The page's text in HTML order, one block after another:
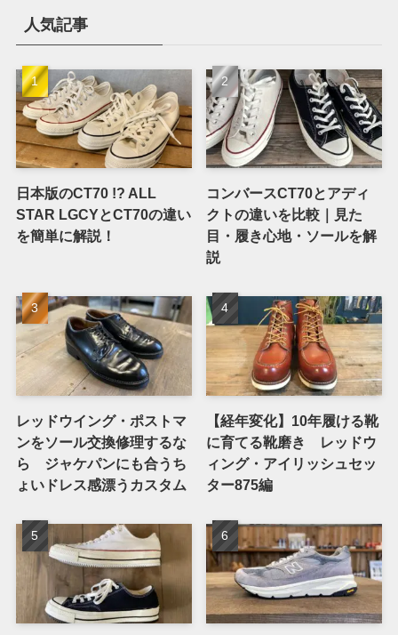
人気記事
日本版のCT70 !? ALL
STAR LGCYとCT70の違い
を簡単に解説！
コンバースCT70とアディ
クトの違いを比較｜見た
目・履き心地・ソールを解
説
レッドウイング・ポストマ
ンをソール交換修理するな
ら ジャケパンにも合うち
ょいドレス感漂うカスタム
【経年変化】10年履ける靴
に育てる靴磨き レッドウ
ィング・アイリッシュセッ
ター875編